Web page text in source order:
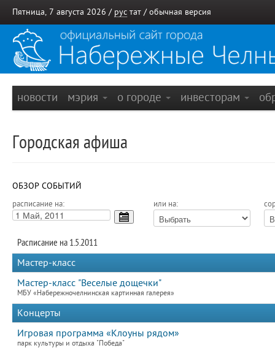
Пятница, 7 августа 2026 / рус тат / обычная версия
новости мэрия о городе инвесторам
Городская афиша
ОБЗОР СОБЫТИЙ
расписание на: или на:
Расписание на 1.5.2011
Мастер-класс
Мастер-класс "Веселые дощечки"
МБУ «Набережночелнинская картинная галерея»
Концерты
Игровая программа «Клоуны рядом»
парк культуры и отдыха "Победа"